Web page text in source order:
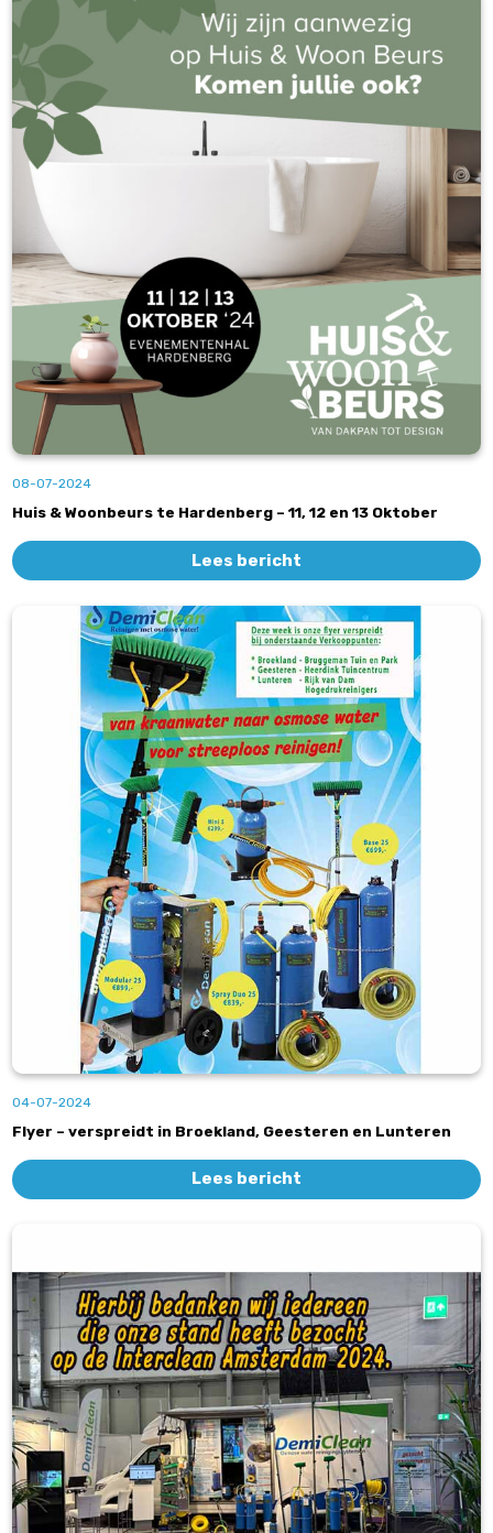
08-07-2024
Huis & Woonbeurs te Hardenberg – 11, 12 en 13 Oktober
Lees bericht
04-07-2024
Flyer – verspreidt in Broekland, Geesteren en Lunteren
Lees bericht